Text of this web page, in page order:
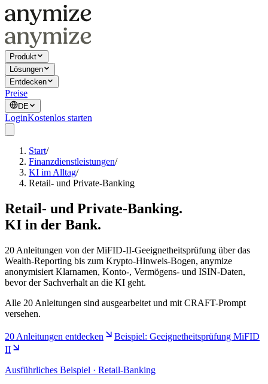
Produkt
Lösungen
Entdecken
Preise
DE
LoginKostenlos starten
Start/
Finanzdienstleistungen/
KI im Alltag/
Retail- und Private-Banking
Retail- und Private-Banking.
KI in der Bank.
20 Anleitungen von der MiFID-II-Geeignetheitsprüfung über das
Wealth-Reporting bis zum Krypto-Hinweis-Bogen, anymize
anonymisiert Klarnamen, Konto-, Vermögens- und ISIN-Daten,
bevor der Sachverhalt an die KI geht.
Alle 20 Anleitungen sind ausgearbeitet und mit CRAFT-Prompt
versehen.
20 Anleitungen entdecken
Beispiel: Geeignetheitsprüfung MiFID
II
Ausführliches Beispiel · Retail-Banking